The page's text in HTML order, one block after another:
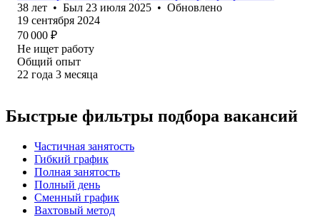
38 лет • Был 23 июля 2025 • Обновлено
19 сентября 2024
70 000 ₽
Не ищет работу
Общий опыт
22 года 3 месяца
Быстрые фильтры подбора вакансий
Частичная занятость
Гибкий график
Полная занятость
Полный день
Сменный график
Вахтовый метод